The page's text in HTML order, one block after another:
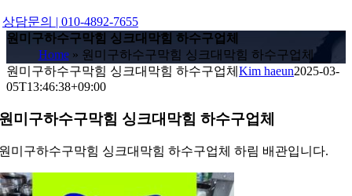
상담문의 | 010-4892-7655
원미구하수구막힘 싱크대막힘 하수구업체
Home» 원미구하수구막힘 싱크대막힘 하수구업체
원미구하수구막힘 싱크대막힘 하수구업체 Kim haeun2025-03-
05T13:46:38+09:00
미구하수구막힘 싱크대막힘 하수구업체
미구하수구막힘 싱크대막힘 하수구업체 하림 배관입니다.